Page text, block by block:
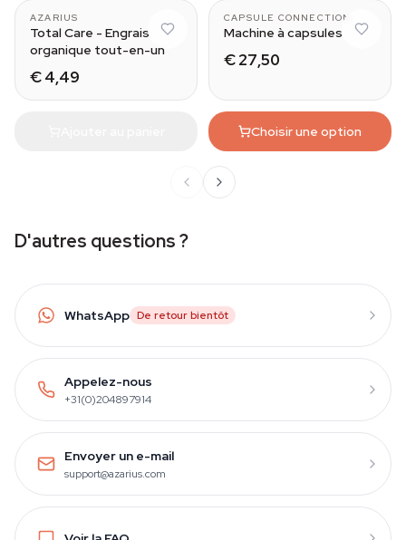
AZARIUS
Total Care - Engrais
organique tout-en-un
€ 4,49
CAPSULE CONNECTION
Machine à capsules
€ 27,50
Choisir une option
D'autres questions ?
WhatsApp De retour bientôt
Appelez-nous
+31(0)204897914
Envoyer un e-mail
support@azarius.com